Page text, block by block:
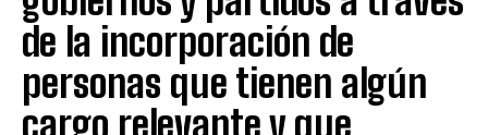
de la incorporación de
personas que tienen algún
cargo relevante y que